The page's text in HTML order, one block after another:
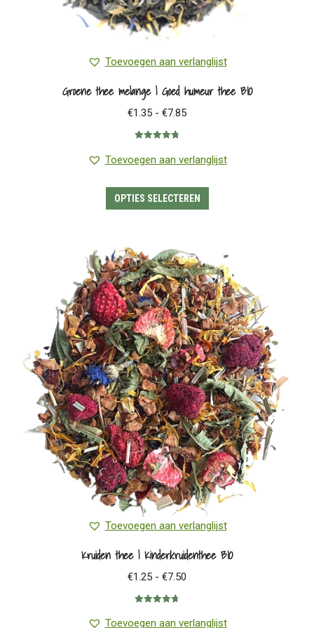
Toevoegen aan verlanglijst
Groene thee melange | Goed humeur thee BIO
€1.35 - €7.85Prijsklasse:
€7.85
4.80uit 5
Toevoegen aan verlanglijst
OPTIES SELECTEREN
meerdere
variaties.
Deze
optie
kan
gekozen
worden
op
de
productpagina
Toevoegen aan verlanglijst
Kruiden thee | Kinderkruidenthee BIO
€1.25 - €7.50
4.75uit 5
Toevoegen aan verlanglijst